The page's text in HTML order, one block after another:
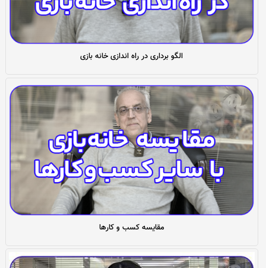
الگو برداری در راه اندازی خانه بازی
مقایسه کسب و کارها